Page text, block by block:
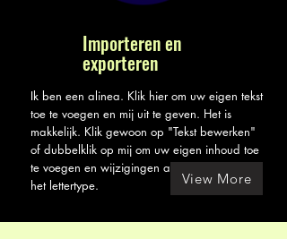
Importeren en
exporteren
Ik ben een alinea. Klik hier om uw eigen tekst
toe te voegen en mij uit te geven. Het is
makkelijk. Klik gewoon op "Tekst bewerken"
of dubbelklik op mij om uw eigen inhoud toe
te voegen en wijzigingen aan te brengen in
het lettertype.
View More